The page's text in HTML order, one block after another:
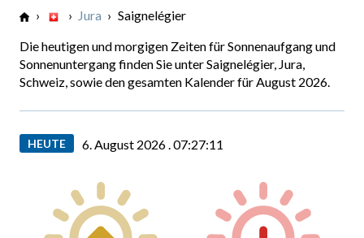
› › Jura › Saignelégier
Die heutigen und morgigen Zeiten für Sonnenaufgang und
Sonnenuntergang finden Sie unter Saignelégier, Jura,
Schweiz, sowie den gesamten Kalender für August 2026.
HEUTE 6. August 2026 .07:27:12